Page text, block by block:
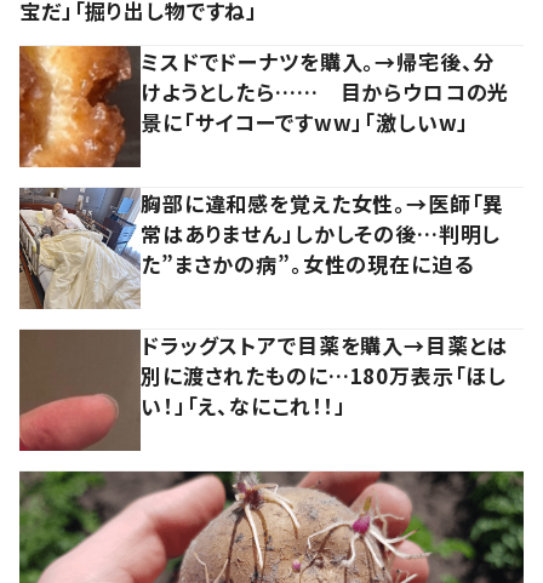
宝だ」「掘り出し物ですね」
ミスドでドーナツを購入。→帰宅後、分
けようとしたら…… 目からウロコの光
景に「サイコーですww」「激しいw」
胸部に違和感を覚えた女性。→医師「異
常はありません」しかしその後…判明し
た”まさかの病”。女性の現在に迫る
ドラッグストアで目薬を購入→目薬とは
別に渡されたものに…180万表示「ほし
い！」「え、なにこれ！！」